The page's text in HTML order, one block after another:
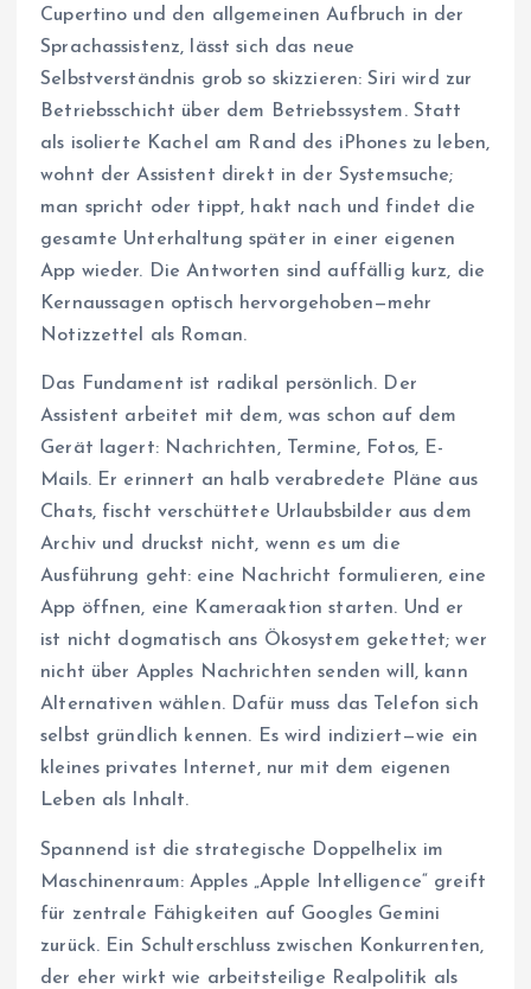
Cupertino und den allgemeinen Aufbruch in der
Sprachassistenz, lässt sich das neue
Selbstverständnis grob so skizzieren: Siri wird zur
Betriebsschicht über dem Betriebssystem. Statt
als isolierte Kachel am Rand des iPhones zu leben,
wohnt der Assistent direkt in der Systemsuche;
man spricht oder tippt, hakt nach und findet die
gesamte Unterhaltung später in einer eigenen
App wieder. Die Antworten sind auffällig kurz, die
Kernaussagen optisch hervorgehoben—mehr
Notizzettel als Roman.
Das Fundament ist radikal persönlich. Der
Assistent arbeitet mit dem, was schon auf dem
Gerät lagert: Nachrichten, Termine, Fotos, E-
Mails. Er erinnert an halb verabredete Pläne aus
Chats, fischt verschüttete Urlaubsbilder aus dem
Archiv und druckst nicht, wenn es um die
Ausführung geht: eine Nachricht formulieren, eine
App öffnen, eine Kameraaktion starten. Und er
ist nicht dogmatisch ans Ökosystem gekettet; wer
nicht über Apples Nachrichten senden will, kann
Alternativen wählen. Dafür muss das Telefon sich
selbst gründlich kennen. Es wird indiziert—wie ein
kleines privates Internet, nur mit dem eigenen
Leben als Inhalt.
Spannend ist die strategische Doppelhelix im
Maschinenraum: Apples „Apple Intelligence“ greift
für zentrale Fähigkeiten auf Googles Gemini
zurück. Ein Schulterschluss zwischen Konkurrenten,
der eher wirkt wie arbeitsteilige Realpolitik als